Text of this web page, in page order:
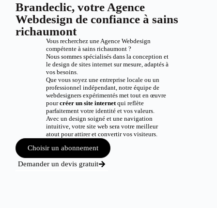
Brandeclic, votre Agence
Webdesign de confiance à sains
richaumont
Vous recherchez une Agence Webdesign
compétente à sains richaumont ?
Nous sommes spécialisés dans la conception et
le design de sites internet sur mesure, adaptés à
vos besoins.
Que vous soyez une entreprise locale ou un
professionnel indépendant, notre équipe de
webdesigners expérimentés met tout en œuvre
pourcréer un site internetqui reflète
parfaitement votre identité et vos valeurs.
Avec un design soigné et une navigation
intuitive, votre site web sera votre meilleur
atout pour attirer et convertir vos visiteurs.
Choisir un abonnement
Demander un devis gratuit